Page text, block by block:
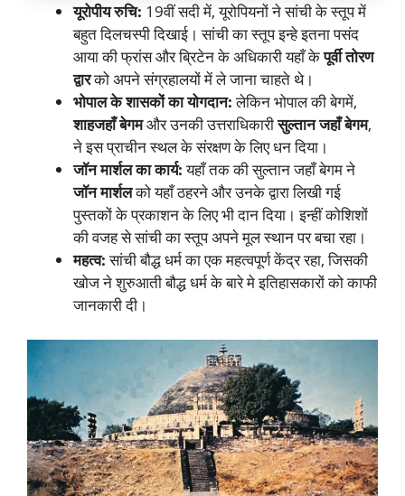
यूरोपीय रुचि: 19वीं सदी में, यूरोपियनों ने सांची के स्तूप में
बहुत दिलचस्पी दिखाई। सांची का स्तूप इन्हे इतना पसंद
आया की फ्रांस और ब्रिटेन के अधिकारी यहाँ केपूर्वी तोरण
द्वारको अपने संग्रहालयों में ले जाना चाहते थे।
भोपाल के शासकों का योगदान:लेकिन भोपाल की बेगमें,
शाहजहाँ बेगमऔर उनकी उत्तराधिकारीसुल्तान जहाँ बेगम,
ने इस प्राचीन स्थल के संरक्षण के लिए धन दिया।
जॉन मार्शल का कार्य:यहाँ तक की सुल्तान जहाँ बेगम ने
जॉन मार्शलको यहाँ ठहरने और उनके द्वारा लिखी गई
पुस्तकों के प्रकाशन के लिए भी दान दिया। इन्हीं कोशिशों
की वजह से सांची का स्तूप अपने मूल स्थान पर बचा रहा।
महत्व:सांची बौद्ध धर्म का एक महत्वपूर्ण केंद्र रहा, जिसकी
खोज ने शुरुआती बौद्ध धर्म के बारे मे इतिहासकारों को काफी
जानकारी दी।